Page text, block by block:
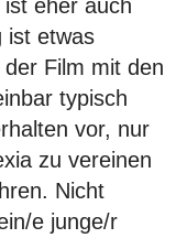
eher auch
ist etwas
Film mit den
typisch
vor, nur
zu vereinen
Nicht
e junge/r